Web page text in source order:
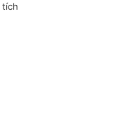
tích